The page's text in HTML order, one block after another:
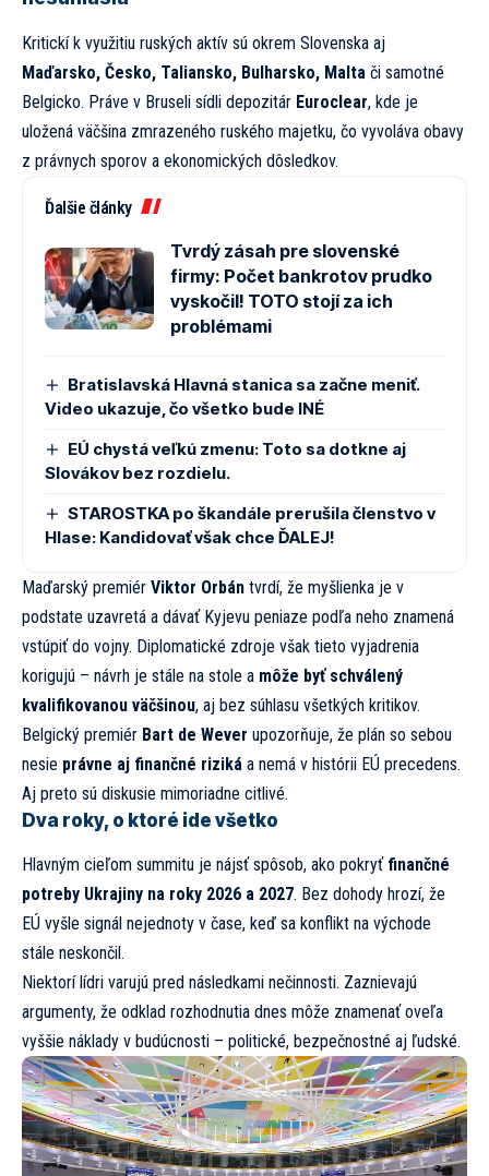
Kritickí k využitiu ruských aktív sú okrem Slovenska aj
Maďarsko, Česko, Taliansko, Bulharsko, Malta či samotné
Belgicko. Práve v Bruseli sídli depozitár Euroclear, kde je
uložená väčšina zmrazeného ruského majetku, čo vyvoláva obavy
z právnych sporov a ekonomických dôsledkov.
Ďalšie články
Tvrdý zásah pre slovenské
firmy: Počet bankrotov prudko
vyskočil! TOTO stojí za ich
problémami
Bratislavská Hlavná stanica sa začne meniť.
Video ukazuje, čo všetko bude INÉ
EÚ chystá veľkú zmenu: Toto sa dotkne aj
Slovákov bez rozdielu.
STAROSTKA po škandále prerušila členstvo v
Hlase: Kandidovať však chce ĎALEJ!
Maďarský premiér Viktor Orbán tvrdí, že myšlienka je v
podstate uzavretá a dávať Kyjevu peniaze podľa neho znamená
vstúpiť do vojny. Diplomatické zdroje však tieto vyjadrenia
korigujú – návrh je stále na stole a môže byť schválený
kvalifikovanou väčšinou, aj bez súhlasu všetkých kritikov.
Belgický premiér Bart de Wever upozorňuje, že plán so sebou
nesie právne aj finančné riziká a nemá v histórii EÚ precedens.
Aj preto sú diskusie mimoriadne citlivé.
Dva roky, o ktoré ide všetko
Hlavným cieľom summitu je nájsť spôsob, ako pokryť finančné
potreby Ukrajiny na roky 2026 a 2027. Bez dohody hrozí, že
EÚ vyšle signál nejednoty v čase, keď sa konflikt na východe
stále neskončil.
Niektorí lídri varujú pred následkami nečinnosti. Zaznievajú
argumenty, že odklad rozhodnutia dnes môže znamenať oveľa
vyššie náklady v budúcnosti – politické, bezpečnostné aj ľudské.